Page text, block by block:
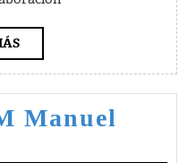
LEER
MÁS
Manuel